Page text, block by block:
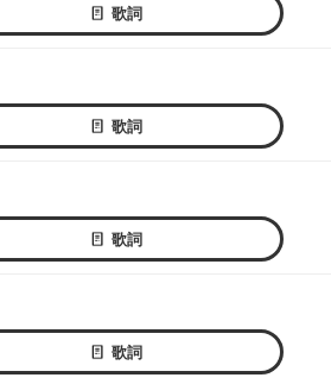
歌詞
歌詞
歌詞
歌詞